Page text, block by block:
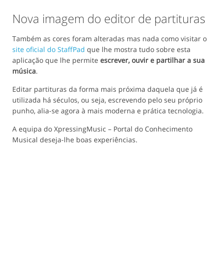
Nova imagem do editor de partituras
Também as cores foram alteradas mas nada como visitar o
site oficial do StaffPad que lhe mostra tudo sobre esta
aplicação que lhe permite escrever, ouvir e partilhar a sua
música.
Editar partituras da forma mais próxima daquela que já é
utilizada há séculos, ou seja, escrevendo pelo seu próprio
punho, alia-se agora à mais moderna e prática tecnologia.
A equipa do XpressingMusic – Portal do Conhecimento
Musical deseja-lhe boas experiências.